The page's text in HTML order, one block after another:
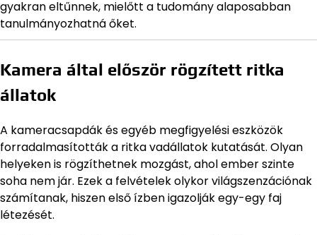
gyakran eltűnnek, mielőtt a tudomány alaposabban
tanulmányozhatná őket.
Kamera által először rögzített ritka
állatok
A kameracsapdák és egyéb megfigyelési eszközök
forradalmasították a ritka vadállatok kutatását. Olyan
helyeken is rögzíthetnek mozgást, ahol ember szinte
soha nem jár. Ezek a felvételek olykor világszenzációnak
számítanak, hiszen első ízben igazolják egy-egy faj
létezését.